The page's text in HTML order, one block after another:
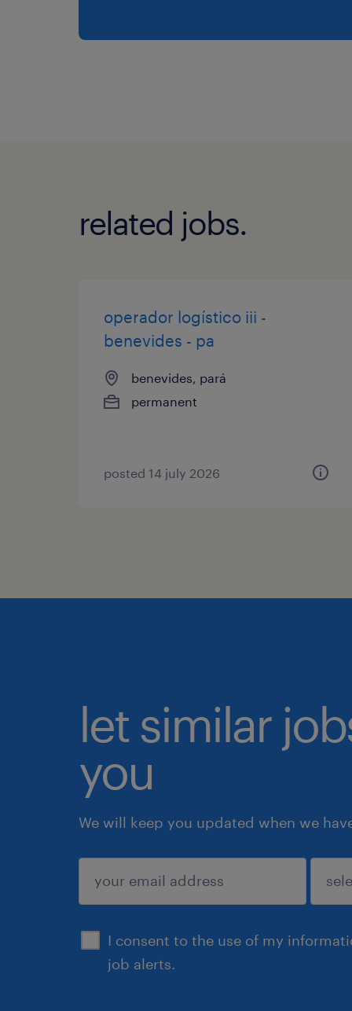
related jobs.
operador logístico iii -
benevides - pa
benevides, pará
permanent
posted 14 july 2026
let similar
you
We will keep you updated when we
I consent to the use of my
job alerts.
submit